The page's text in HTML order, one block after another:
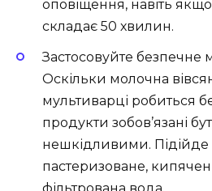
оповіщення, навіть
складає 50 хвилин.
Застосовуйте безпечне
Оскільки молочна
мультиварці робиться
продукти зобов’язані
нешкідливими.
пастеризоване,